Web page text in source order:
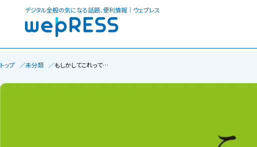
デジタル全般の気になる話題、便利情報｜ウェプレス
トップ 未分類 もしかしてこれって…